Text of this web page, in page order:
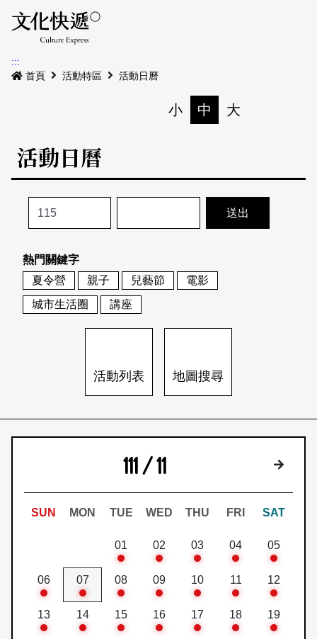
最新公告
本期專題
歷史專題
活動特區
活動列表
地圖搜尋
關於我們
關於我們
刊物索取地點
會員基本資料
刊登活動
網站導覽 English
日本語 登入/註冊
:::
首頁
活動特區 活動日曆
小 中 大
活動日曆
熱門關鍵字
夏令營
親子 兒藝節
電影
城市生活圈
講座
活動列表 地圖搜尋
111 / 11 下個月
SUN MON TUE WED THU FRI SAT
01 02 03 04 05
06 07 08 09 10 11 12
13 14 15 16 17 18 19